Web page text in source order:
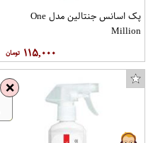
پک اسانس جنتالین مدل One
Million
۱۱۵,۰۰۰
❌